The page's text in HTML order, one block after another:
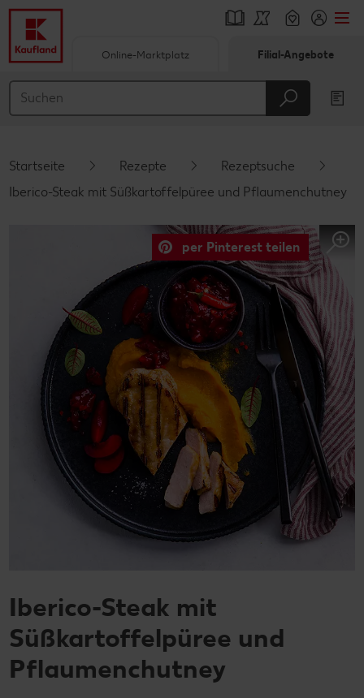
Hauptinhalt
Schwebender Seitenbereich
Online-Marktplatz Filial-Angebote
Startseite Rezepte
Rezeptsuche
Iberico-Steak mit Süßkartoffelpüree und Pflaumenchutney
per Pinterest teilen
Iberico-Steak mit
Süßkartoffelpüree und
Pflaumenchutney